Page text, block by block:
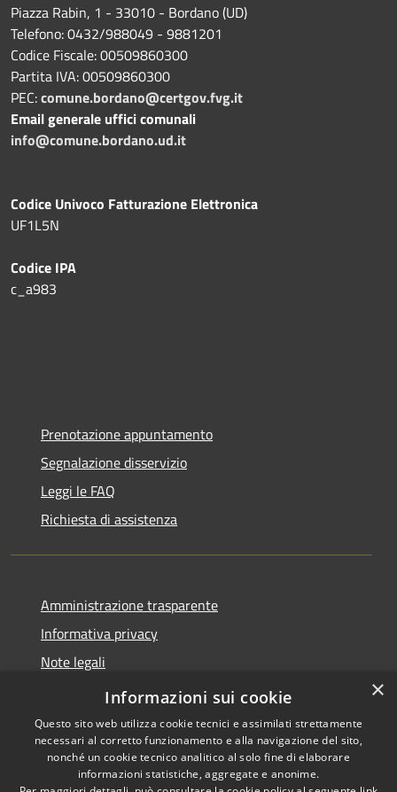
Piazza Rabin, 1 - 33010 - Bordano (UD)
Telefono: 0432/988049 - 9881201
Codice Fiscale: 00509860300
Partita IVA: 00509860300
PEC:comune.bordano@certgov.fvg.it
Email generale uffici comunali
info@comune.bordano.ud.it
Codice Univoco Fatturazione Elettronica
UF1L5N
Codice IPA
c_a983
Prenotazione appuntamento
Segnalazione disservizio
Leggi le FAQ
Richiesta di assistenza
Amministrazione trasparente
Informativa privacy
Note legali
Dichiarazione di accessibilità
Copyright © 2026 • Comune di
×
Informazioni sui cookie
Questo sito web utilizza cookie tecnici e assimilati strettamente
necessari al corretto funzionamento e alla navigazione del sito,
nonché un cookie tecnico analitico al solo fine di elaborare
informazioni statistiche, aggregate e anonime.